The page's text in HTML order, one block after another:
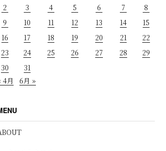
2
3 4 5 6 7
8
9
10 11 12 13 14
15
16
17 18 19 20 21
22
23
24 25 26 27 28
29
30
31
4月
6月 »